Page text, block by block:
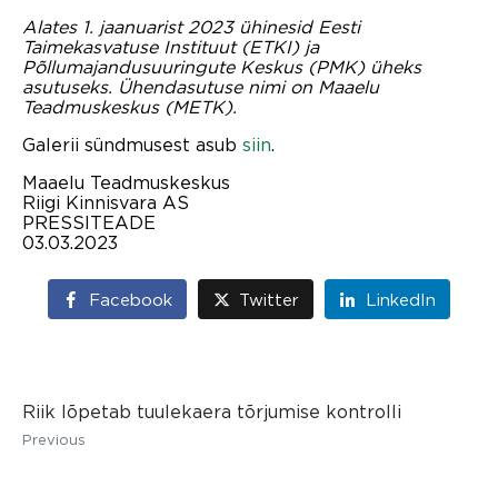
Alates 1. jaanuarist 2023 ühinesid Eesti
Taimekasvatuse Instituut (ETKI) ja
Põllumajandusuuringute Keskus (PMK) üheks
asutuseks. Ühendasutuse nimi on Maaelu
Teadmuskeskus (METK).
Galerii sündmusest asub siin.
Maaelu Teadmuskeskus
Riigi Kinnisvara AS
PRESSITEADE
03.03.2023
Facebook Twitter LinkedIn
Riik lõpetab tuulekaera tõrjumise kontrolli
Previous